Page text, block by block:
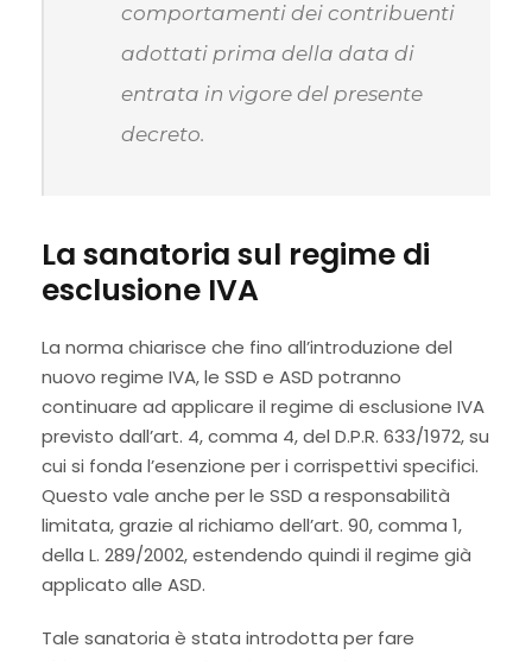
comportamenti dei contribuenti
adottati prima della data di
entrata in vigore del presente
decreto.
La sanatoria sul regime di
esclusione IVA
La norma chiarisce che fino all’introduzione del
nuovo regime IVA, le SSD e ASD potranno
continuare ad applicare il regime di esclusione IVA
previsto dall’art. 4, comma 4, del D.P.R. 633/1972, su
cui si fonda l’esenzione per i corrispettivi specifici.
Questo vale anche per le SSD a responsabilità
limitata, grazie al richiamo dell’art. 90, comma 1,
della L. 289/2002, estendendo quindi il regime già
applicato alle ASD.
Tale sanatoria è stata introdotta per fare